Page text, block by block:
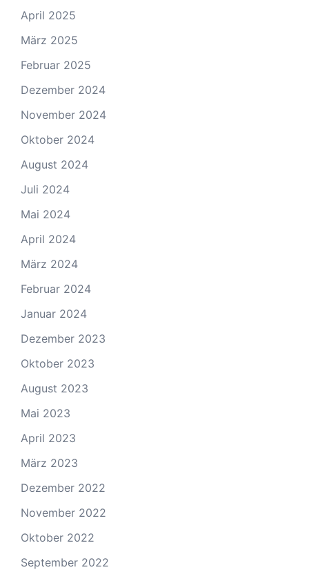
April 2025
März 2025
Februar 2025
Dezember 2024
November 2024
Oktober 2024
August 2024
Juli 2024
Mai 2024
April 2024
März 2024
Februar 2024
Januar 2024
Dezember 2023
Oktober 2023
August 2023
Mai 2023
April 2023
März 2023
Dezember 2022
November 2022
Oktober 2022
September 2022